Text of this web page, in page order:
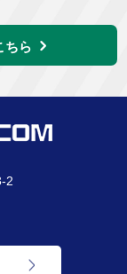
ちら
2